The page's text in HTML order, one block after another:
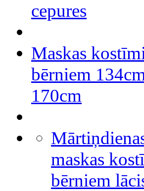
cepures
Maskas
bērniem
170cm
maskas
bērniem